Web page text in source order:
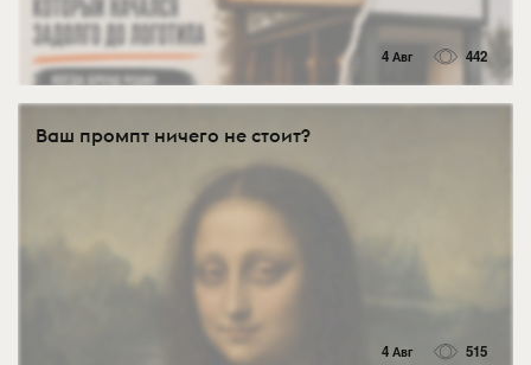
4 Авг 442
Ваш промпт ничего не стоит?
4 Авг 515